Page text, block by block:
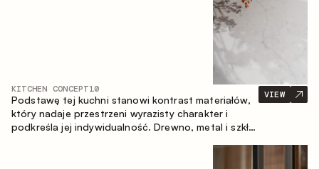
KITCHEN CONCEPT10
Podstawę tej kuchni stanowi kontrast materiałów,
który nadaje przestrzeni wyrazisty charakter i
podkreśla jej indywidualność. Drewno, metal i szkło
VIEW